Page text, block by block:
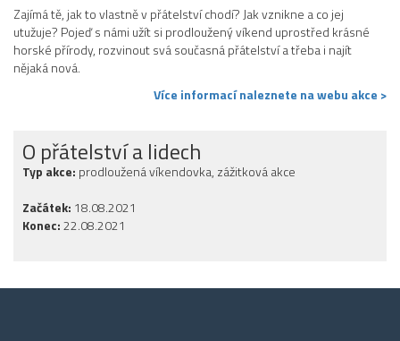
Zajímá tě, jak to vlastně v přátelství chodí? Jak vznikne a co jej
utužuje? Pojeď s námi užít si prodloužený víkend uprostřed krásné
horské přírody, rozvinout svá současná přátelství a třeba i najít
nějaká nová.
Více informací naleznete na webu akce >
O přátelství a lidech
Typ akce: prodloužená víkendovka, zážitková akce
Začátek: 18.08.2021
Konec:22.08.2021